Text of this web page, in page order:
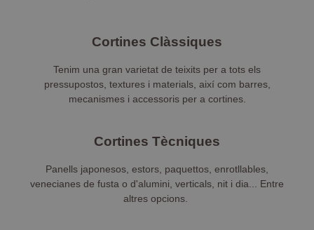
Cortines Clàssiques
Tenim una gran varietat de teixits per a tots els
pressupostos, textures i materials, així com barres,
mecanismes i accessoris per a cortines.
Cortines Tècniques
Panells japonesos, estors, paquettos, enrotllables,
venecianes de fusta o d'alumini, verticals, nit i dia... Entre
altres opcions.